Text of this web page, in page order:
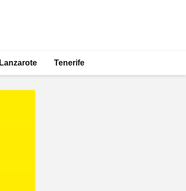
Lanzarote Tenerife